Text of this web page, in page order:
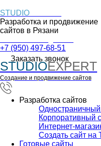
STUDIO
Разработка и продвижение
сайтов в Рязани
+7 (950) 497-68-51
Заказать звонок
STUDIOEXPERT
Создание и продвижение сайтов
Разработка сайтов
Одностраничный
Корпоративный
Интернет-
Создать сайт на
Готовые сайты